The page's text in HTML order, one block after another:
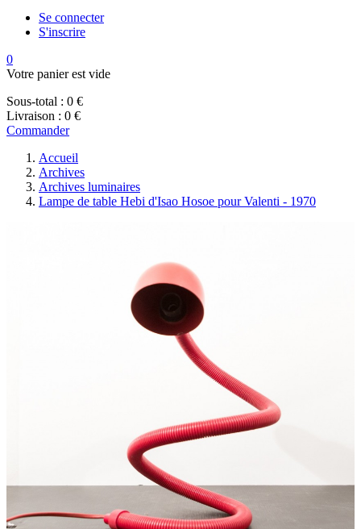
Se connecter
S'inscrire
0
Votre panier est vide
Sous-total : 0 €
Livraison : 0 €
Commander
Accueil
Archives
Archives luminaires
Lampe de table Hebi d'Isao Hosoe pour Valenti - 1970